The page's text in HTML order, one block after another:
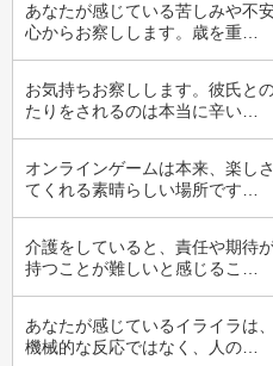
あなたが感じている苦しみや不
心からお察しします。歳を重…
お気持ちお察しします。彼氏と
たりをされるのは本当に辛い…
オンラインゲームは本来、楽し
てくれる素晴らしい場所です…
介護をしていると、責任や期待
持つことが難しいと感じるこ…
あなたが感じているイライラは
機械的な反応ではなく、人の…